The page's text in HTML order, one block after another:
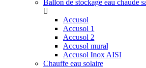
Ballon de stockage eau chaude
Accusol
Accusol 1
Accusol 2
Accusol mural
Accusol Inox AISI
Chauffe eau solaire